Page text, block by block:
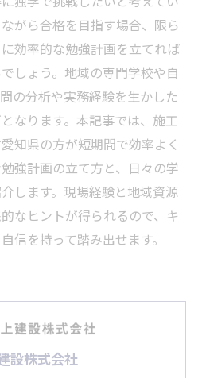
がら合格を目指す場合、限ら
効率的な勉強計画を立てれば
しょう。地域の専門学校や自
の分析や実務経験を生かした
なります。本記事では、施工
知県の方が短期間で効率よく
強計画の立て方と、日々の学
します。現場経験と地域資源
なヒントが得られるので、キ
信を持って踏み出せます。
設株式会社